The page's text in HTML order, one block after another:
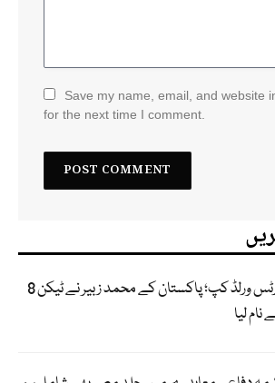
Save my name, email, and website
for the next time I comment.
ای اسپورٹس ورلڈ کپ؛ پاکستان کے محمد زبیر نے ٹیکن 8
نام لیا